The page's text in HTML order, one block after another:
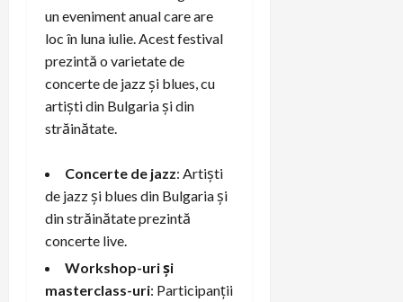
un eveniment anual care are
loc în luna iulie. Acest festival
prezintă o varietate de
concerte de jazz și blues, cu
artiști din Bulgaria și din
străinătate.
Concerte de jazz: Artiști
de jazz și blues din Bulgaria și
din străinătate prezintă
concerte live.
Workshop-uri și
masterclass-uri: Participanții